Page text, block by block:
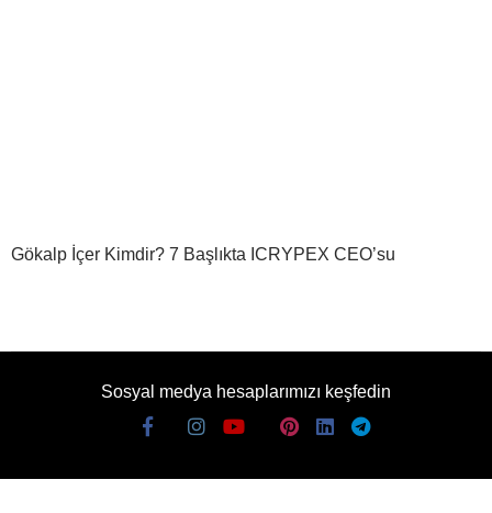
Gökalp İçer Kimdir? 7 Başlıkta ICRYPEX CEO’su
Sosyal medya hesaplarımızı keşfedin